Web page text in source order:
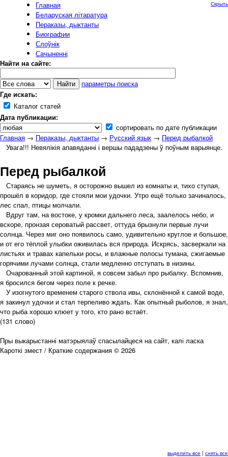
Главная
Беларуская літаратура
Пераказы, дыктанты
Биографии
Слоўнік
Сачыненні
Найти на сайте:
параметры поиска
Где искать:
Каталог статей
Дата публикации:
сортировать по дате публикации
Скрыть
выделить все | снять все
Главная → Пераказы, дыктанты → Русский язык → Перед рыбалкой
Увага!!! Невялікія апавяданні і вершы пададзены ў поўным варыянце.
Перед рыбалкой
Стараясь не шуметь, я осторожно вышел из комнаты и, тихо ступая,
прошёл в коридор, где стояли мои удочки. Утро ещё только зачиналось,
лес спал, птицы молчали.
Вдруг там, на востоке, у кромки дальнего леса, заалелось небо, и
вскоре, пронзая сероватый рассвет, оттуда брызнули первые лучи
солнца. Через миг оно появилось само, удивительно круглое и большое,
и от его тёплой улыбки оживилась вся природа. Искрясь, засверкали на
листьях и травах капельки росы, и влажные полосы тумана, сжигаемые
горячими лучами солнца, стали медленно отступать в низины.
Очарованный этой картиной, я совсем забыл про рыбалку. Вспомнив,
я бросился бегом через поле к речке.
У изогнутого временем старого ствола ивы, склонённой к самой воде,
я закинул удочки и стал терпеливо ждать. Как опытный рыболов, я знал,
что рыба хорошо клюет у того, кто рано встаёт.
(131 слово)
Пры выкарыстанні матэрыялаў спасылайцеся на сайт, калі ласка
Кароткі змест / Краткие содержания © 2026